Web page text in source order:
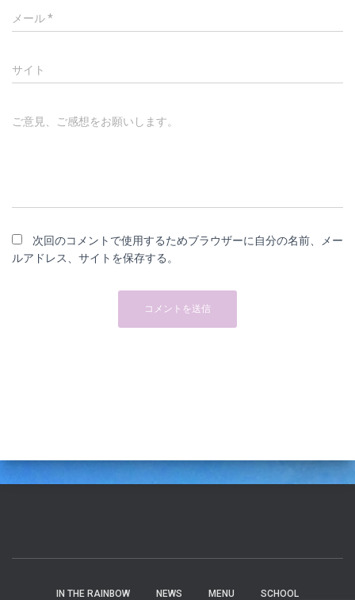
メール*
サイト
ご意見、ご感想をお願いします。
次回のコメントで使用するためブラウザーに自分の名前、メー
ルアドレス、サイトを保存する。
IN THE RAINBOW NEWS MENU SCHOOL